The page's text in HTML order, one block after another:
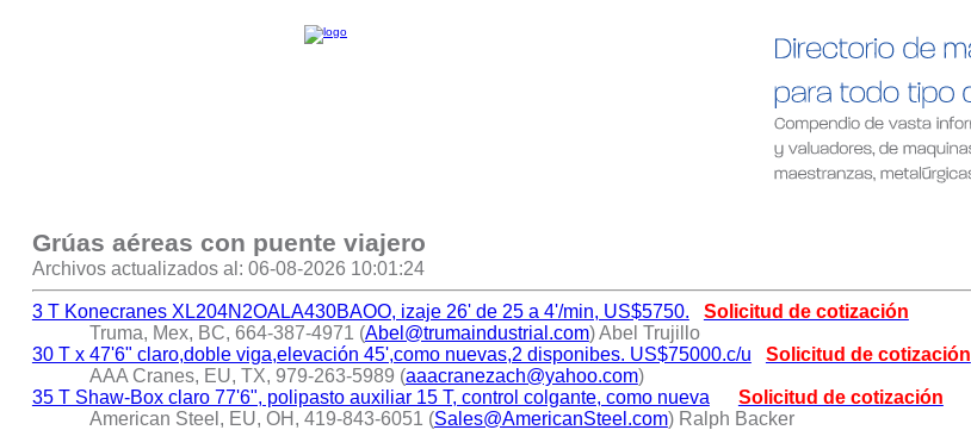
Grúas aéreas con puente viajero
Archivos actualizados al: 06-08-2026 10:01:24
3 T Konecranes XL204N2OALA430BAOO, izaje 26' de 25 a 4'/min, US$5750.
Solicitud de cotización
Truma, Mex, BC, 664-387-4971 (Abel@trumaindustrial.com) Abel Trujillo
30 T x 47'6" claro,doble viga,elevación 45',como nuevas,2 disponibes. US$75000.c/u
Solicitud de cotización
AAA Cranes, EU, TX, 979-263-5989 (aaacranezach@yahoo.com)
35 T Shaw-Box claro 77'6", polipasto auxiliar 15 T, control colgante, como nueva
Solicitud de cotización
American Steel, EU, OH, 419-843-6051 (Sales@AmericanSteel.com) Ralph Backer